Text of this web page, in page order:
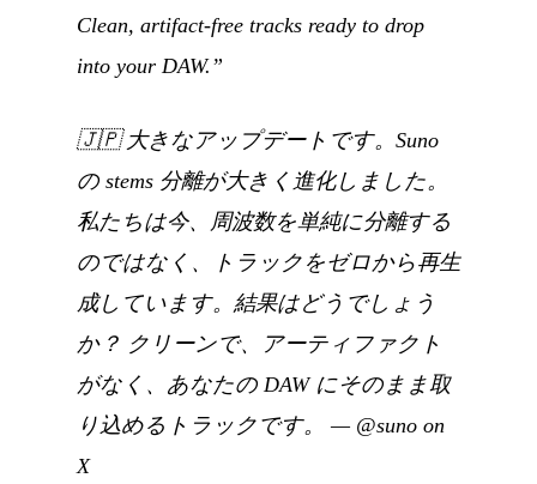
Clean, artifact-free tracks ready to drop
into your DAW.”
🇯🇵 大きなアップデートです。Suno
の stems 分離が大きく進化しました。
私たちは今、周波数を単純に分離する
のではなく、トラックをゼロから再生
成しています。結果はどうでしょう
か？ クリーンで、アーティファクト
がなく、あなたの DAW にそのまま取
り込めるトラックです。
— @suno on
X